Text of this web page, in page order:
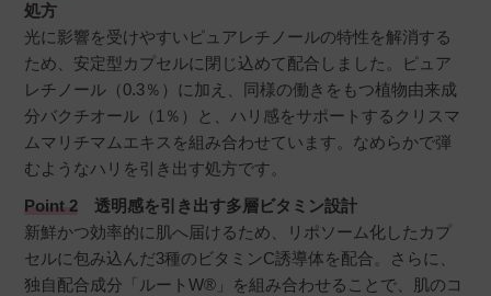
処方
光に影響を受けやすいピュアレチノールの特性を解消する
ため、安定型カプセルに閉じ込めて配合しました。ピュア
レチノール（0.3％）に加え、同様の働きをもつ植物由来成
分バクチオール（1％）と、ハリ感をサポートするクリスマ
ムマリチマムエキスを組み合わせています。なめらかで弾
むようなハリを引き出す処方です。
Point 2 透明感を引き出す多層ビタミン設計
新鮮かつ効率的に肌へ届けるため、リポソーム化したカプ
セルに包み込んだ3種のビタミンC誘導体を配合。さらに、
独自配合成分「ルートW®」を組み合わせることで、肌のコ